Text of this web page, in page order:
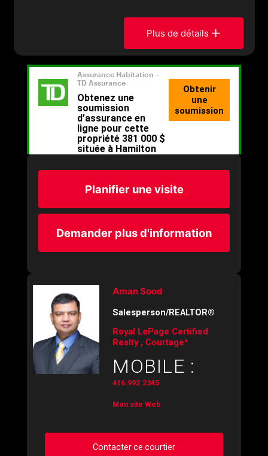
Plus de détails
Planifier une visite
Demander plus d'information
Aman Sood
Salesperson/REALTOR®
Royal LePage Certified
Realty , Courtage*
MOBILE :
416.992.2345
Mon site Web
Contacter ce courtier